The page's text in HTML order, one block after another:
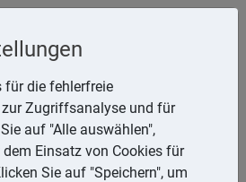
Suchen
für die fehlerfreie
zur Zugriffsanalyse und für
auf "Alle auswählen",
Einsatz von Cookies für
Sie auf "Speichern", um